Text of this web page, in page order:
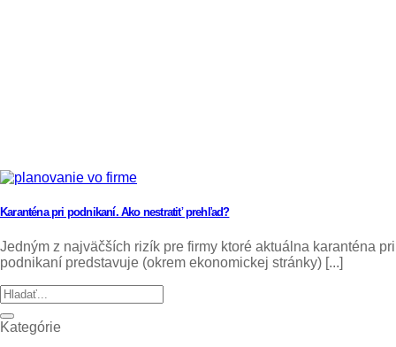
Karanténa pri podnikaní. Ako nestratiť prehľad?
Jedným z najväčších rizík pre firmy ktoré aktuálna karanténa pri
podnikaní predstavuje (okrem ekonomickej stránky) [...]
Kategórie